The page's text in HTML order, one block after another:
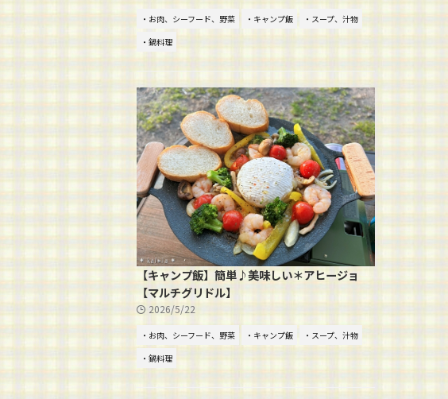
・お肉、シーフード、野菜 ・キャンプ飯
・スープ、汁物
・鍋料理
【キャンプ飯】簡単♪美味しい＊アヒージョ
【マルチグリドル】
2026/5/22
・お肉、シーフード、野菜 ・キャンプ飯
・スープ、汁物
・鍋料理